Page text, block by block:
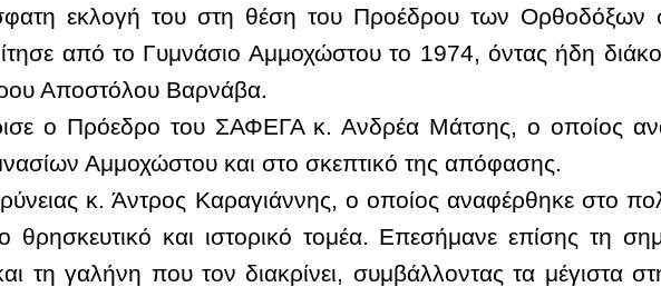
εκλογή του στη θέση του Προέδρου των Ορθοδόξων
από το Γυμνάσιο Αμμοχώστου το 1974, όντας ήδη
Αποστόλου Βαρνάβα.
ο Πρόεδρο του ΣΑΦΕΓΑ κ. Ανδρέα Μάτσης, ο οποίος
Αμμοχώστου και στο σκεπτικό της απόφασης.
κ. Άντρος Καραγιάννης, ο οποίος αναφέρθηκε στο
και ιστορικό τομέα. Επεσήμανε επίσης τη
τη γαλήνη που τον διακρίνει, συμβάλλοντας τα μέγιστα